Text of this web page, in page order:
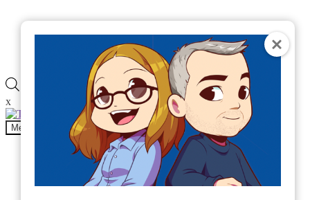
Veelgestelde vragen
x
Onderdeel van
Menu
Producten
Beschermen en opvullen
Brievenbusdoosjes
Dozen